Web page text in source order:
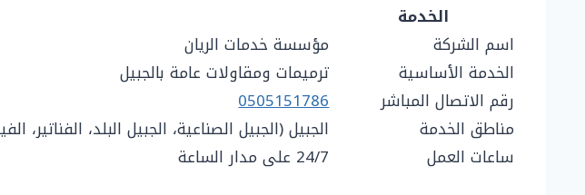
الخدمة
اسم الشركة
مؤسسة خدمات الريان
الخدمة الأساسية
ترميمات ومقاولات عامة بالجبيل
رقم الاتصال المباشر
0505151786
مناطق الخدمة
الجبيل (الجبيل الصناعية، الجبيل البلد، الفناتير،
ساعات العمل
24/7 على مدار الساعة